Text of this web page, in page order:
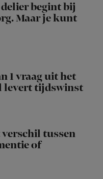
begint bij
Maar je kunt
1 vraag uit het
levert tijdswinst
tussen
of